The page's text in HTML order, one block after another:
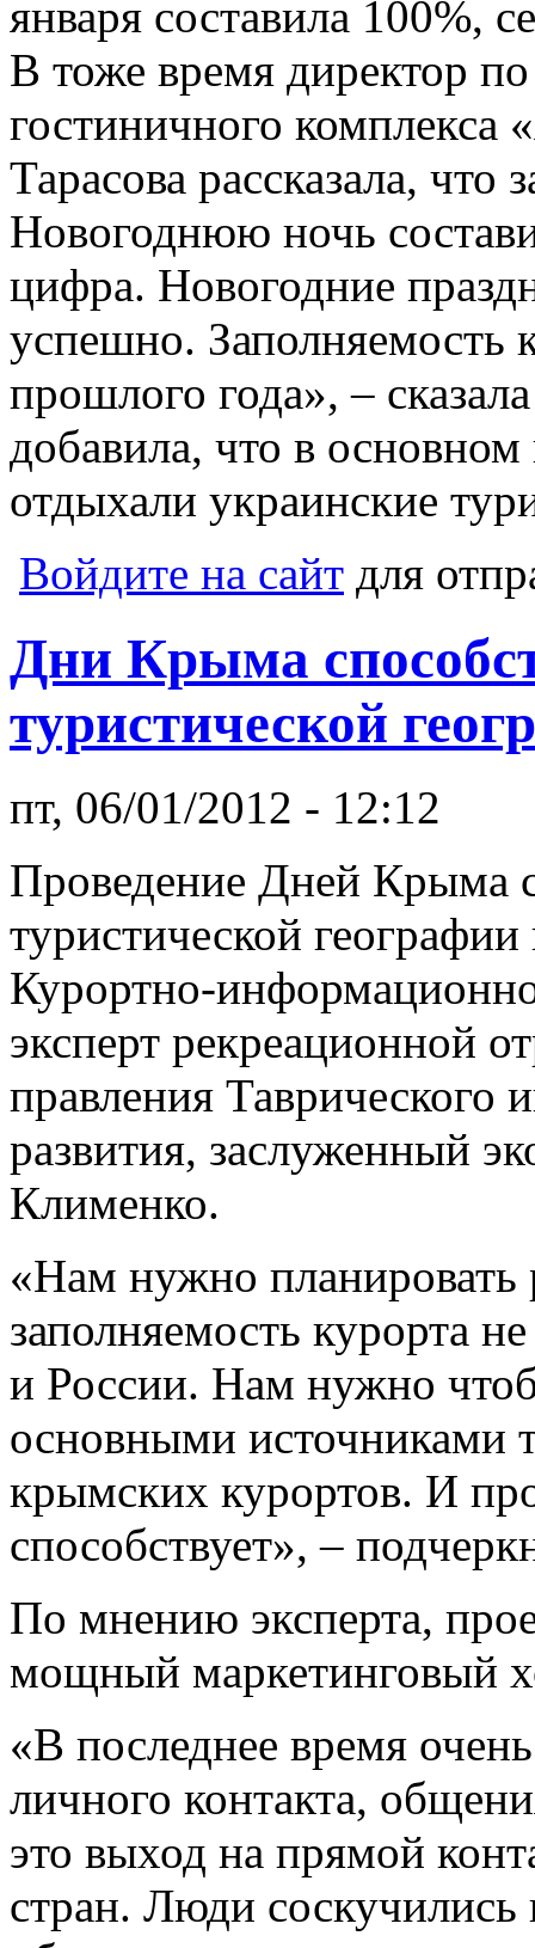
января составила 100%,
В тоже время директор
гостиничного комплекса
Тарасова рассказала, что
Новогоднюю ночь
цифра. Новогодние
успешно. Заполняемость
прошлого года», –
добавила, что в
отдыхали украинские
Войдите на сайт для
Дни Крыма
туристической
пт, 06/01/2012 - 12:12
Проведение Дней Крыма
туристической
Курортно-
эксперт рекреационной
правления Таврического
развития, заслуженный
Клименко.
«Нам нужно планировать
заполняемость курорта
и России. Нам нужно
основными источниками
крымских курортов. И
способствует», –
По мнению эксперта,
мощный маркетинговый
«В последнее время
личного контакта,
это выход на прямой
стран. Люди